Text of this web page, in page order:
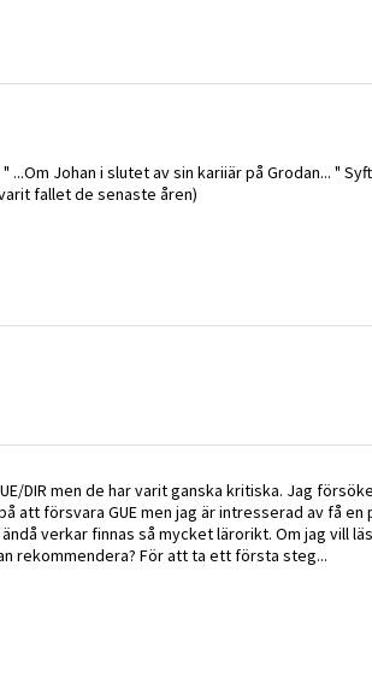
...Om Johan i slutet av sin kariiär på Grodan... "
fallet de senaste åren)
DIR men de har varit ganska kritiska. Jag
att försvara GUE men jag är intresserad av få en
verkar finnas så mycket lärorikt. Om jag vill
rekommendera? För att ta ett första steg...